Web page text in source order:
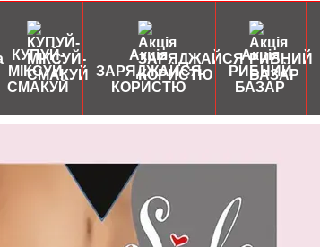
КУПУЙ-
МІКСУЙ-
СМАКУЙ
Акція
ЗАРЯДЖАЙСЯ
КОРИСТЮ
Акція
РИБНИЙ
БАЗАР